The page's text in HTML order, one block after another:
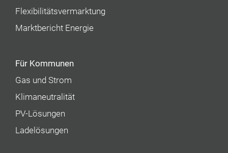
Flexibilitätsvermarktung
Marktbericht Energie
Für Kommunen
Gas und Strom
Klimaneutralität
PV-Lösungen
Ladelösungen